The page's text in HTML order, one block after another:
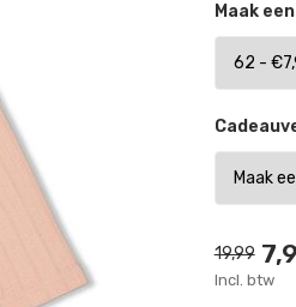
Maak
19,99
Incl. btw